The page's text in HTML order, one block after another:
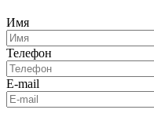
Имя
Телефон
E-mail